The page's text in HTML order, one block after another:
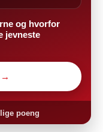
og hvorfor
jevneste
→
poeng